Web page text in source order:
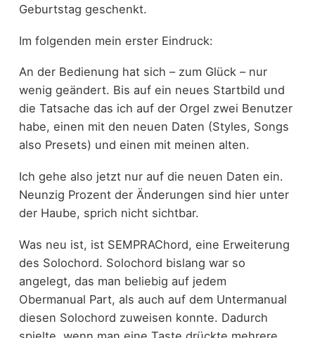
Geburtstag geschenkt.
Im folgenden mein erster Eindruck:
An der Bedienung hat sich – zum Glück – nur
wenig geändert. Bis auf ein neues Startbild und
die Tatsache das ich auf der Orgel zwei Benutzer
habe, einen mit den neuen Daten (Styles, Songs
also Presets) und einen mit meinen alten.
Ich gehe also jetzt nur auf die neuen Daten ein.
Neunzig Prozent der Änderungen sind hier unter
der Haube, sprich nicht sichtbar.
Was neu ist, ist SEMPRAChord, eine Erweiterung
des Solochord. Solochord bislang war so
angelegt, das man beliebig auf jedem
Obermanual Part, als auch auf dem Untermanual
diesen Solochord zuweisen konnte. Dadurch